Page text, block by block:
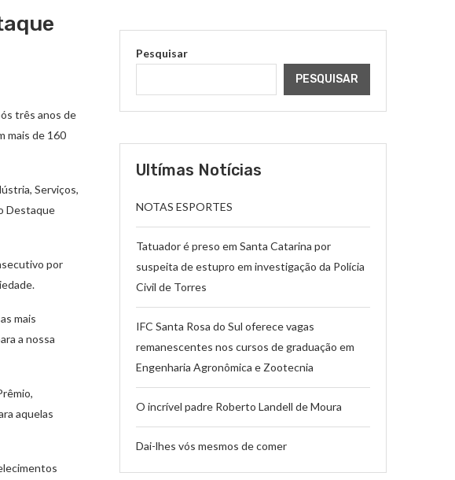
três anos de
mais de 160
Serviços,
Destaque
por
mais
a nossa
aquelas
Pesquisar
PESQUISAR
Ultímas Notícias
NOTAS ESPORTES
Tatuador é preso em Santa Catarina por
suspeita de estupro em investigação da Polícia
Civil de Torres
IFC Santa Rosa do Sul oferece vagas
remanescentes nos cursos de graduação em
Engenharia Agronômica e Zootecnia
O incrível padre Roberto Landell de Moura
Dai-lhes vós mesmos de comer